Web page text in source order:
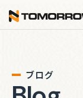
ブログ